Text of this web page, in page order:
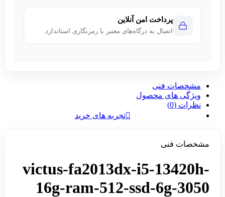
پرداخت امن آنلاین
اتصال به درگاه‌های معتبر با رمزنگاری استاندارد.
مشخصات فنی
ویژگی های محصول
نظرات (0)
تجربه های خرید
مشخصات فنی
victus-fa2013dx-i5-13420h-
16g-ram-512-ssd-6g-3050